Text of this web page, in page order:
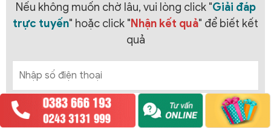
Nếu không muốn chờ lâu, vui lòng click "Giải đáp
trực tuyến" hoặc click "Nhận kết quả" để biết kết
quả
Nhận kết quả Giải đáp trực tuyến